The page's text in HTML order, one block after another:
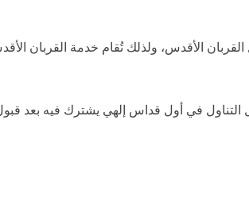
الأقدس، ولذلك تُقام خدمة القربان
التناول في أول قداس إلهي يشترك فيه بعد